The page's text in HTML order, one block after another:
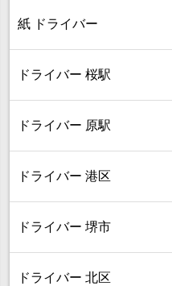
紙 ドライバー
ドライバー 桜駅
ドライバー 原駅
ドライバー 港区
ドライバー 堺市
ドライバー 北区